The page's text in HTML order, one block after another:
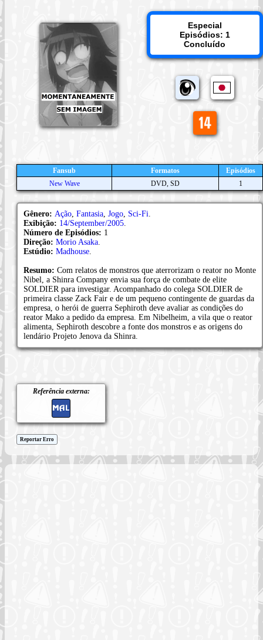
Especial
Episódios: 1
Concluído
Fansub Formatos
Episódios
New Wave
DVD, SD 1
Gênero: Ação Fantasia Jogo Sci-Fi
Exibição: 14/September/2005
Número de Episódios: 1
Direção: Morio Asaka
Estúdio: Madhouse
Resumo: Com relatos de monstros que aterrorizam o reator no Monte
Nibel, a Shinra Company envia sua força de combate de elite
SOLDIER para investigar. Acompanhado do colega SOLDIER de
primeira classe Zack Fair e de um pequeno contingente de guardas da
empresa, o herói de guerra Sephiroth deve avaliar as condições do
reator Mako a pedido da empresa. Em Nibelheim, a vila que o reator
alimenta, Sephiroth descobre a fonte dos monstros e as origens do
lendário Projeto Jenova da Shinra.
Referência externa:
Reportar Erro